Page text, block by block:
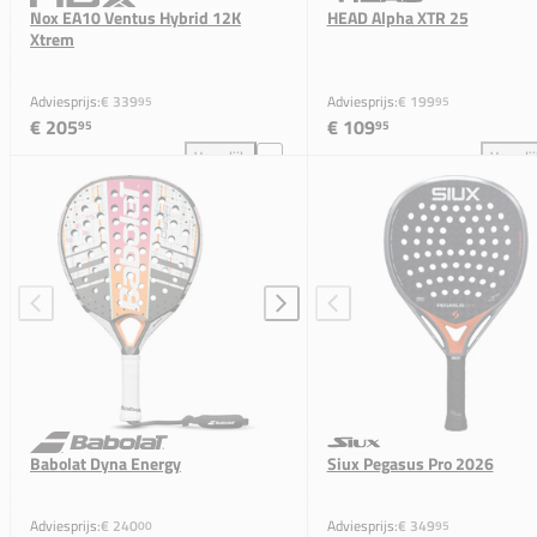
Nox EA10 Ventus Hybrid 12K
Xtrem
Adviesprijs:€ 33995
€ 20595
Vergelijk
Nox EA10 Ventus Hybrid 12K Xtrem toevoegen
HEAD Alpha XTR 25
Adviesprijs:€ 19995
€ 10995
Babolat Dyna Energy
Adviesprijs:€ 24000
Siux Pegasus Pro 2026
Adviesprijs:€ 34995